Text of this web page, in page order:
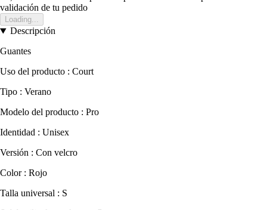
validación de tu pedido
Loading...
Descripción
Guantes
Uso del producto : Court
Tipo : Verano
Modelo del producto : Pro
Identidad : Unisex
Versión : Con velcro
Color : Rojo
Talla universal : S